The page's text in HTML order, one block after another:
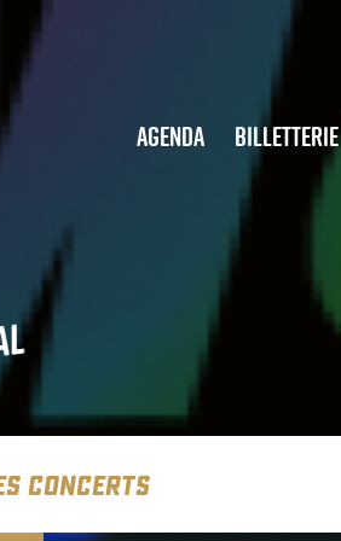
Agenda Billetterie
CONCERTS